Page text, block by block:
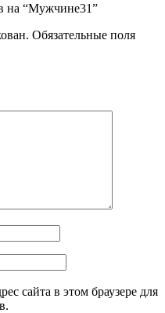
на “Мужчине31”
Обязательные поля
сайта в этом браузере для